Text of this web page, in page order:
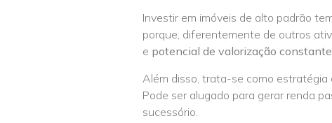
Investir em imóveis de alto padrão
porque, diferentemente de outros
e potencial de valorização constante
Além disso, trata-se como
Pode ser alugado para gerar renda
sucessório.